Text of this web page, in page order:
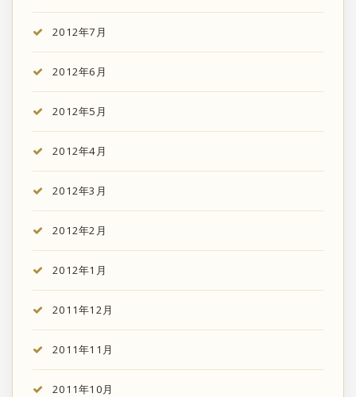
2012年7月
2012年6月
2012年5月
2012年4月
2012年3月
2012年2月
2012年1月
2011年12月
2011年11月
2011年10月